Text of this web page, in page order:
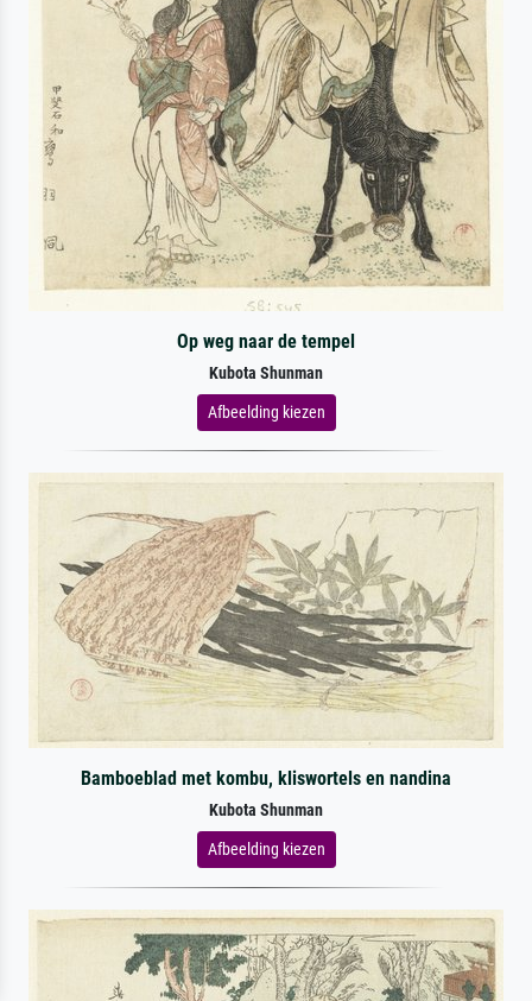
Op weg naar de tempel
Kubota Shunman
Afbeelding kiezen
Bamboeblad met kombu, kliswortels en nandina
Kubota Shunman
Afbeelding kiezen